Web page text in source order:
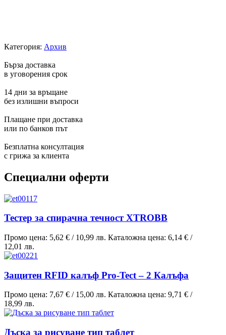
Категория: Архив
Бърза доставка
в уговорения срок
14 дни за връщане
без излишни въпроси
Плащане при доставка
или по банков път
Безплатна консултация
с грижа за клиента
Специални оферти
Тестер за спирачна течност XTROBB
Промо цена: 5,62 € / 10,99 лв. Каталожна цена: 6,14 € /
12,01 лв.
Защитен RFID калъф Pro-Tect – 2 Калъфа
Промо цена: 7,67 € / 15,00 лв. Каталожна цена: 9,71 € /
18,99 лв.
Дъска за рисуване тип таблет